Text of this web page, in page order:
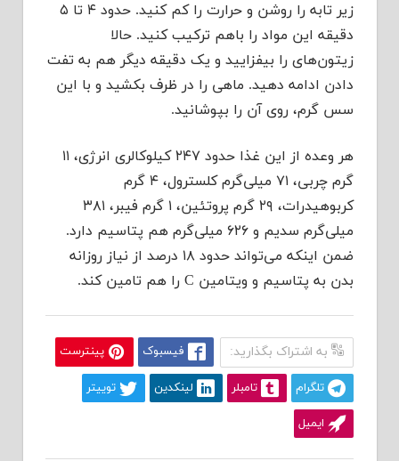
زیر تابه را روشن و حرارت را کم کنید. حدود ۴ تا ۵
دقیقه این مواد را باهم ترکیب کنید. حالا
زیتون‌های را بیفزایید و یک دقیقه دیگر هم به تفت
دادن ادامه دهید. ماهی را در ظرف بکشید و با این
سس گرم، روی آن را بپوشانید.
هر وعده از این غذا حدود ۲۴۷ کیلوکالری انرژی، ۱۱
گرم چربی، ۷۱ میلی‌گرم کلسترول، ۴ گرم
کربوهیدرات، ۲۹ گرم پروتئین، ۱ گرم فیبر، ۳۸۱
میلی‌گرم سدیم و ۶۲۶ میلی‌گرم هم پتاسیم دارد.
ضمن اینکه می‌تواند حدود ۱۸ درصد از نیاز روزانه
بدن به پتاسیم و ویتامین C را هم تامین کند.
به اشتراک بگذارید: فیسبوک پینترست
تلگرام تامبلر لینکدین توییتر
ایمیل